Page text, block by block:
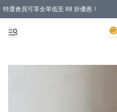
特選會員可享全單低至 88 折優惠！
購物滿 HKD 1000.00即享免運費優惠！（